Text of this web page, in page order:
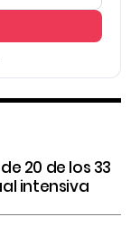
20 de los 33
intensiva